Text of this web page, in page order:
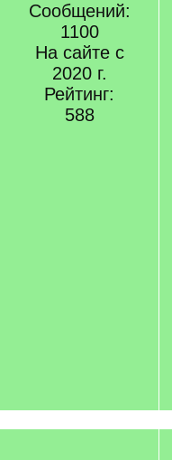
Сообщений:
1100
На сайте с
2020 г.
Рейтинг:
588